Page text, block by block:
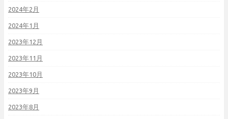
2024年2月
2024年1月
2023年12月
2023年11月
2023年10月
2023年9月
2023年8月